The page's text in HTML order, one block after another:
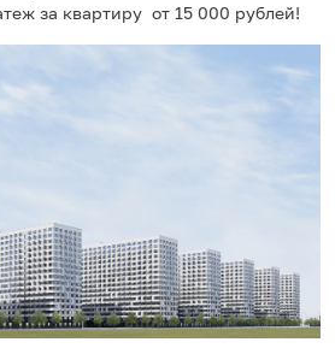
за квартиру от 15 000 рублей!